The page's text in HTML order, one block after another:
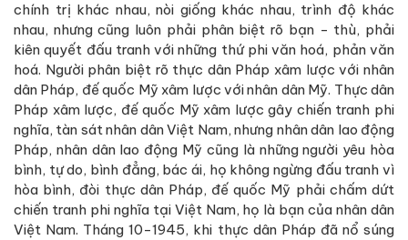
chính trị khác nhau, nòi giống khác nhau, trình độ khác
nhau, nhưng cũng luôn phải phân biệt rõ bạn - thù, phải
kiên quyết đấu tranh với những thứ phi văn hoá, phản văn
hoá. Người phân biệt rõ thực dân Pháp xâm lược với nhân
dân Pháp, đế quốc Mỹ xâm lược với nhân dân Mỹ. Thực dân
Pháp xâm lược, đế quốc Mỹ xâm lược gây chiến tranh phi
nghĩa, tàn sát nhân dân Việt Nam, nhưng nhân dân lao động
Pháp, nhân dân lao động Mỹ cũng là những người yêu hòa
bình, tự do, bình đẳng, bác ái, họ không ngừng đấu tranh vì
hòa bình, đòi thực dân Pháp, đế quốc Mỹ phải chấm dứt
chiến tranh phi nghĩa tại Việt Nam, họ là bạn của nhân dân
Việt Nam. Tháng 10-1945, khi thực dân Pháp đã nổ súng